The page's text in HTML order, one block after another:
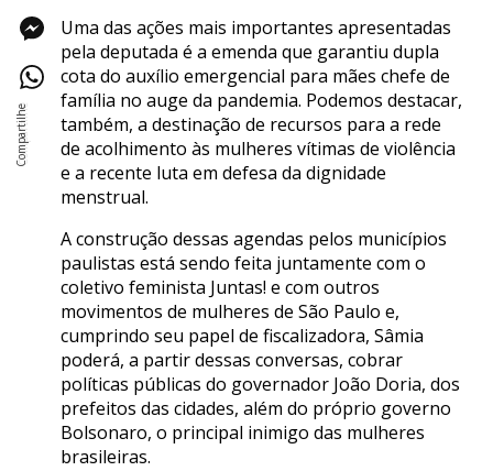
Uma das ações mais importantes apresentadas
pela deputada é a emenda que garantiu dupla
cota do auxílio emergencial para mães chefe de
família no auge da pandemia. Podemos destacar,
também, a destinação de recursos para a rede
de acolhimento às mulheres vítimas de violência
e a recente luta em defesa da dignidade
menstrual.
A construção dessas agendas pelos municípios
paulistas está sendo feita juntamente com o
coletivo feminista Juntas! e com outros
movimentos de mulheres de São Paulo e,
cumprindo seu papel de fiscalizadora, Sâmia
poderá, a partir dessas conversas, cobrar
políticas públicas do governador João Doria, dos
prefeitos das cidades, além do próprio governo
Bolsonaro, o principal inimigo das mulheres
brasileiras.